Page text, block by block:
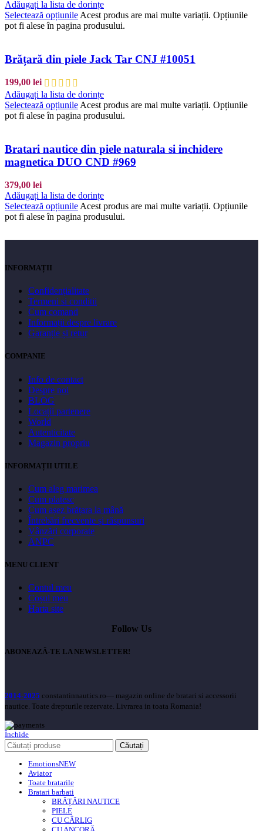
Adăugați la lista de dorințe
Selectează opțiunile Acest produs are mai multe variații. Opțiunile
pot fi alese în pagina produsului.
Brățară din piele Jack Tar CNJ #10051
199,00 lei
Adăugați la lista de dorințe
Selectează opțiunileAcest produs are mai multe variații. Opțiunile
pot fi alese în pagina produsului.
Bratari nautice din piele naturala si inchidere
magnetica DUO CND #969
379,00 lei
Adăugați la lista de dorințe
Selectează opțiunile Acest produs are mai multe variații. Opțiunile
pot fi alese în pagina produsului.
INFORMAȚII
Confidențialitate
Termeni si conditii
Cum comand
Informații despre livrare
Garanție și retur
COMPANIE
Info de contact
Despre noi
BLOG
Locații partenere
World
Autenticitate
Magazin propriu
INFORMAȚII UTILE
Cum aleg marimea
Cum platesc
Cum așez brățara la mână
Întrebări frecvente și răspunsuri
Vânzări corporate
ANPC
MENU CLIENT
Contul meu
Coșul meu
Harta site
Follow Us
ABONEAZĂ-TE LA NEWSLETTER!
2014-2025 constantinnautics.ro— magazin online de bratari si accessorii
nautice. Toate drepturile rezervate. Livrarea in toata Romania!
Închide
Căutați
EmotionsNEW
Aviator
Toate bratarile
Bratari barbati
BRĂȚĂRI NAUTICE
PIELE
CU CÂRLIG